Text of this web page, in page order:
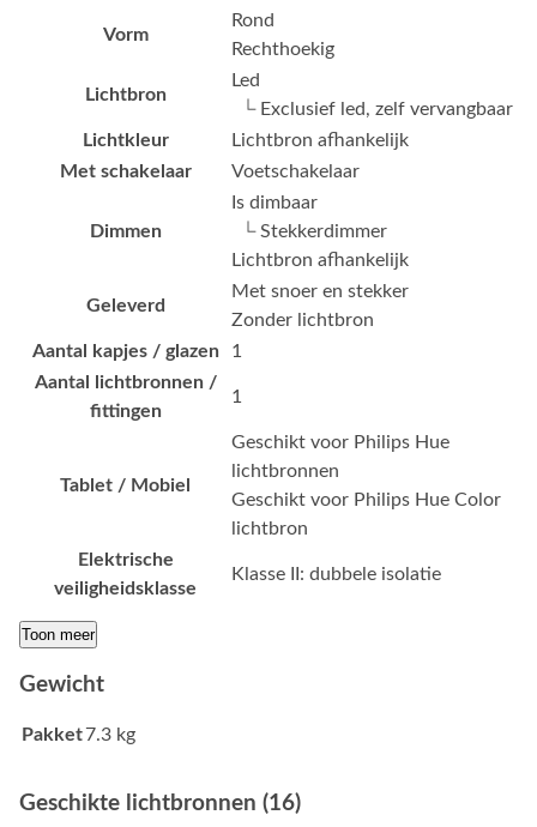
Vorm
Rond
Rechthoekig
Lichtbron
Led
└ Exclusief led, zelf vervangbaar
Lichtkleur
Lichtbron afhankelijk
Met schakelaar
Voetschakelaar
Dimmen
Is dimbaar
└ Stekkerdimmer
Lichtbron afhankelijk
Geleverd
Met snoer en stekker
Zonder lichtbron
Aantal kapjes / glazen
1
Aantal lichtbronnen /
fittingen
1
Tablet / Mobiel
Geschikt voor Philips Hue
lichtbronnen
Geschikt voor Philips Hue Color
lichtbron
Elektrische
veiligheidsklasse
Klasse II: dubbele isolatie
Toon meer
Gewicht
Pakket7.3 kg
Geschikte lichtbronnen (16)